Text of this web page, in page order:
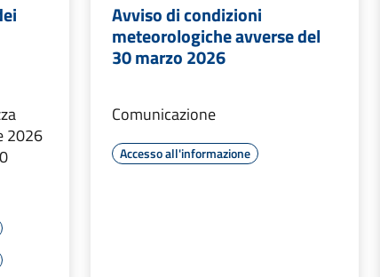
2026
Avviso di condizioni
meteorologiche avverse del
30 marzo 2026
Comunicazione
Accesso all'informazione